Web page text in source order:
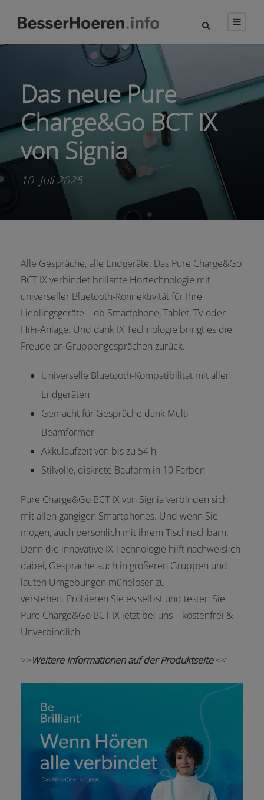
Das neue Pure
Charge&Go BCT IX
von Signia
10. Juli 2025
Alle Gespräche, alle Endgeräte: Das Pure Charge&Go
BCT IX verbindet brillante Hörtechnologie mit
universeller Bluetooth-Konnektivität für Ihre
Lieblingsgeräte – ob Smartphone, Tablet, TV oder
HiFi-Anlage. Und dank IX Technologie bringt es die
Freude an Gruppengesprächen zurück.
Universelle Bluetooth-Kompatibilität mit allen
Endgeräten
Gemacht für Gespräche dank Multi-
Beamformer
Akkulaufzeit von bis zu 54 h
Stilvolle, diskrete Bauform in 10 Farben
Pure Charge&Go BCT IX von Signia verbinden sich
mit allen gängigen Smartphones. Und wenn Sie
mögen, auch persönlich mit ihrem Tischnachbarn:
Denn die innovative IX Technologie hilft nachweislich
dabei, Gespräche auch in größeren Gruppen und
lauten Umgebungen müheloser zu
verstehen. Probieren Sie es selbst und testen Sie
Pure Charge&Go BCT IX jetzt bei uns – kostenfrei &
Unverbindlich.
>>Weitere Informationen auf der Produktseite<<